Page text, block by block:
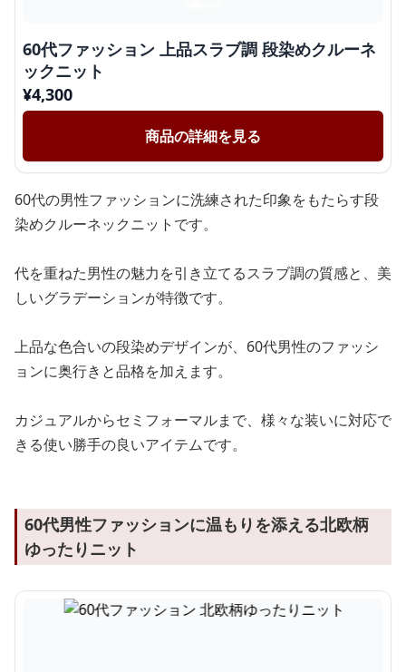
60代ファッション 上品スラブ調 段染めクルーネ
ックニット
¥4,300
商品の詳細を見る
60代の男性ファッションに洗練された印象をもたらす段
染めクルーネックニットです。
代を重ねた男性の魅力を引き立てるスラブ調の質感と、美
しいグラデーションが特徴です。
上品な色合いの段染めデザインが、60代男性のファッシ
ョンに奥行きと品格を加えます。
カジュアルからセミフォーマルまで、様々な装いに対応で
きる使い勝手の良いアイテムです。
60代男性ファッションに温もりを添える北欧柄
ゆったりニット